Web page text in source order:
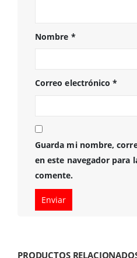
Nombre *
Correo electrónico*
Guarda mi nombre,
en este navegador para
comente.
PRODUCTOS